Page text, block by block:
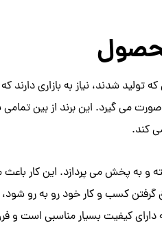
تولید شدند، نیاز به بازاری
می گیرد. این برند از بین
کند.
به پخش می پردازد. این کار باعث
کسب و کار خود رو به رو شود،
که دارای کیفیت بسیار مناسبی